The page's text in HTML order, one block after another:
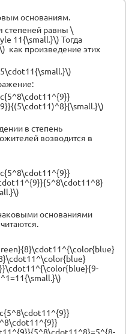
основаниям.
степеней равны \
11{\small.}\) Тогда
как произведение этих
в степень
возводится в
основаниями